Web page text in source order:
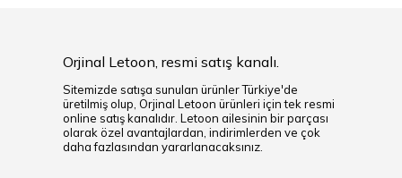
Orjinal Letoon, resmi satış kanalı.
Sitemizde satışa sunulan ürünler Türkiye'de
üretilmiş olup, Orjinal Letoon ürünleri için tek resmi
online satış kanalıdır. Letoon ailesinin bir parçası
olarak özel avantajlardan, indirimlerden ve çok
daha fazlasından yararlanacaksınız.